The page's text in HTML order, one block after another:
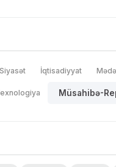
Siyasət İqtisadiyyat
Müsahibə-